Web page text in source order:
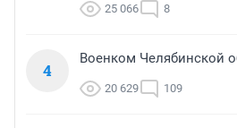
25 066 8
4
Военком Челябинской
20 629 109